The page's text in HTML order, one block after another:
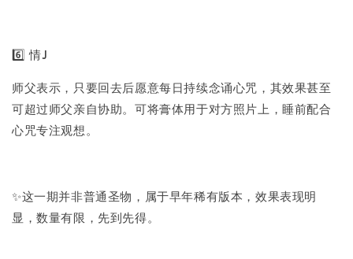
6️⃣ 情J
师父表示，只要回去后愿意每日持续念诵心咒，其效果甚至
可超过师父亲自协助。可将膏体用于对方照片上，睡前配合
心咒专注观想。
✨这一期并非普通圣物，属于早年稀有版本，效果表现明
显，数量有限，先到先得。